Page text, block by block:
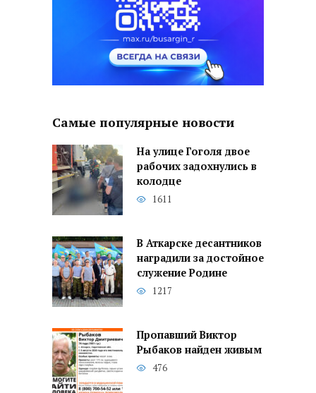
Самые популярные новости
На улице Гоголя двое
рабочих задохнулись в
колодце
1611
В Аткарске десантников
наградили за достойное
служение Родине
1217
Пропавший Виктор
Рыбаков найден живым
476